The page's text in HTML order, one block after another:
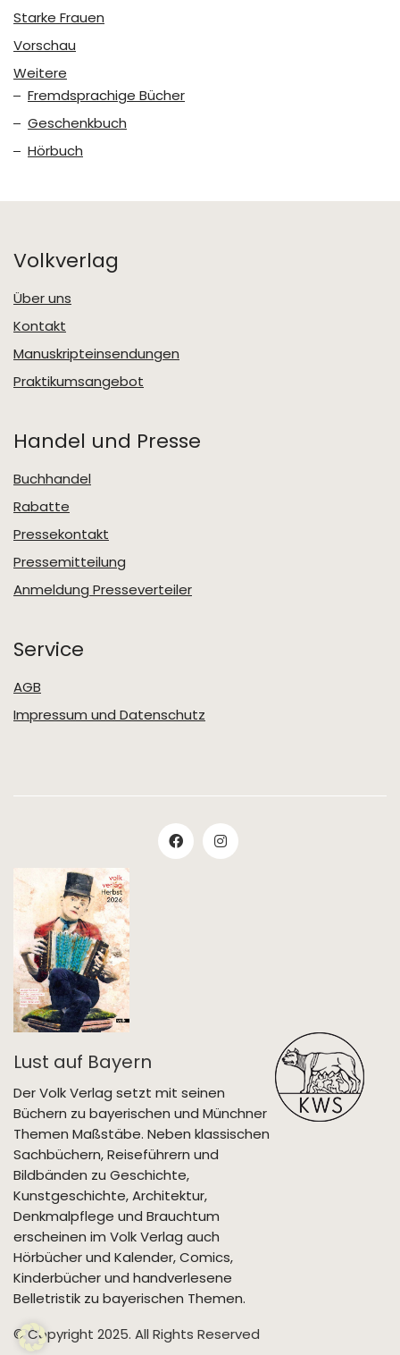
Starke Frauen
Vorschau
Weitere
Fremdsprachige Bücher
Geschenkbuch
Hörbuch
Volkverlag
Über uns
Kontakt
Manuskripteinsendungen
Praktikumsangebot
Handel und Presse
Buchhandel
Rabatte
Pressekontakt
Pressemitteilung
Anmeldung Presseverteiler
Service
AGB
Impressum und Datenschutz
Lust auf Bayern
Der Volk Verlag setzt mit seinen
Büchern zu bayerischen und Münchner
Themen Maßstäbe. Neben klassischen
Sachbüchern, Reiseführern und
Bildbänden zu Geschichte,
Kunstgeschichte, Architektur,
Denkmalpflege und Brauchtum
erscheinen im Volk Verlag auch
Hörbücher und Kalender, Comics,
Kinderbücher und handverlesene
Belletristik zu bayerischen Themen.
© Copyright 2025. All Rights Reserved